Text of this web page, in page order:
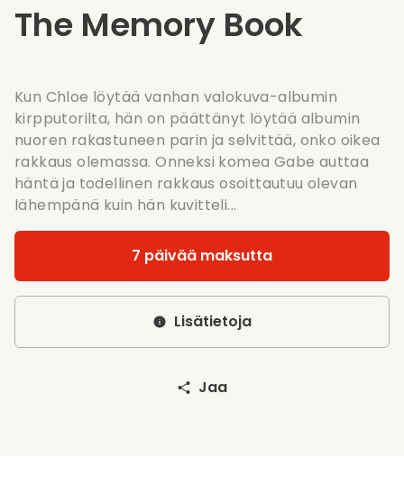
The Memory Book
Kun Chloe löytää vanhan valokuva-albumin
kirpputorilta, hän on päättänyt löytää albumin
nuoren rakastuneen parin ja selvittää, onko oikea
rakkaus olemassa. Onneksi komea Gabe auttaa
häntä ja todellinen rakkaus osoittautuu olevan
lähempänä kuin hän kuvitteli...
7 päivää maksutta
Lisätietoja
Jaa